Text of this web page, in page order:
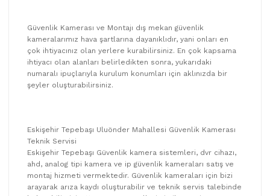
Güvenlik Kamerası ve Montajı dış mekan güvenlik
kameralarımız hava şartlarına dayanıklıdır, yani onları en
çok ihtiyacınız olan yerlere kurabilirsiniz. En çok kapsama
ihtiyacı olan alanları belirledikten sonra, yukarıdaki
numaralı ipuçlarıyla kurulum konumları için aklınızda bir
şeyler oluşturabilirsiniz.
Eskişehir Tepebaşı Uluönder Mahallesi Güvenlik Kamerası
Teknik Servisi
Eskişehir Tepebaşı Güvenlik kamera sistemleri, dvr cihazı,
ahd, analog tipi kamera ve ip güvenlik kameraları satış ve
montaj hizmeti vermektedir. Güvenlik kameraları için bizi
arayarak arıza kaydı oluşturabilir ve teknik servis talebinde